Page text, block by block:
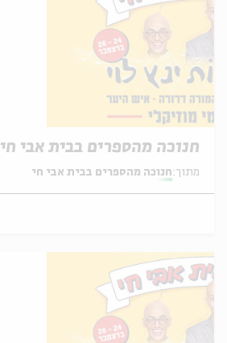
חנוכה מהספרים בבית אבי חי 15:00
מתוך: חנוכה מהספרים בבית אבי חי